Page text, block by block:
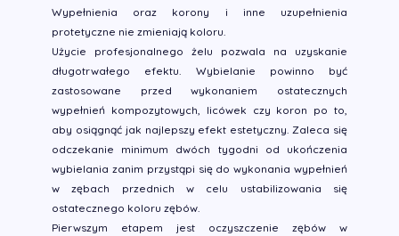
Wypełnienia oraz korony i inne uzupełnienia
protetyczne nie zmieniają koloru.
Użycie profesjonalnego żelu pozwala na uzyskanie
długotrwałego efektu. Wybielanie powinno być
zastosowane przed wykonaniem ostatecznych
wypełnień kompozytowych, licówek czy koron po to,
aby osiągnąć jak najlepszy efekt estetyczny. Zaleca się
odczekanie minimum dwóch tygodni od ukończenia
wybielania zanim przystąpi się do wykonania wypełnień
w zębach przednich w celu ustabilizowania się
ostatecznego koloru zębów.
Pierwszym etapem jest oczyszczenie zębów w